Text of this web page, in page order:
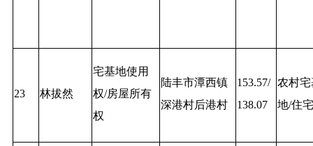
23 林拔然
宅基地使用
权/房屋所有
权
陆丰市潭西镇
深港村后港村
153.57/
138.07
农村宅
地/住宅